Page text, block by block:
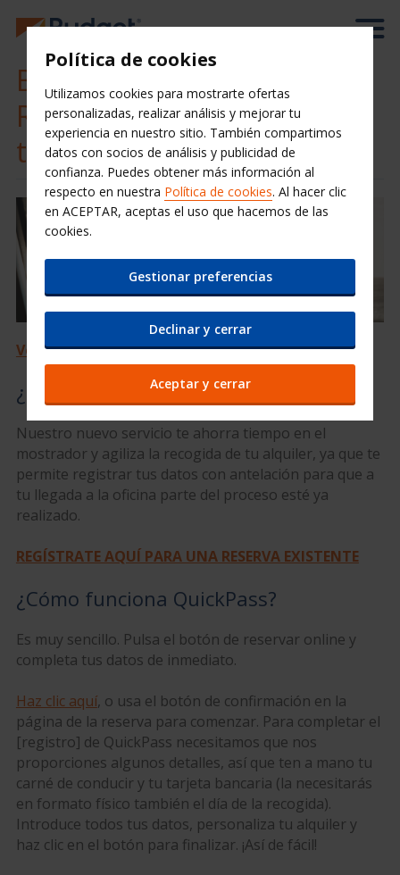
Budget QuickPass:
Regístrate ahora y ahorra
tiempo en el mostrador.
Ver el vídeo
¿Qué es QuickPass?
Nuestro nuevo servicio te ahorra tiempo en el
mostrador y agiliza la recogida de tu alquiler, ya que te
permite registrar tus datos con antelación para que a
tu llegada a la oficina parte del proceso esté ya
realizado.
REGÍSTRATE AQUÍ PARA UNA RESERVA EXISTENTE
¿Cómo funciona QuickPass?
Es muy sencillo. Pulsa el botón de reservar online y
completa tus datos de inmediato.
Haz clic aquí, o usa el botón de confirmación en la
página de la reserva para comenzar. Para completar el
[registro] de QuickPass necesitamos que nos
proporciones algunos detalles, así que ten a mano tu
carné de conducir y tu tarjeta bancaria (la necesitarás
en formato físico también el día de la recogida).
Introduce todos tus datos, personaliza tu alquiler y
haz clic en el botón para finalizar. ¡Así de fácil!
Política de cookies
Utilizamos cookies para mostrarte ofertas
personalizadas, realizar análisis y mejorar tu
experiencia en nuestro sitio. También compartimos
datos con socios de análisis y publicidad de
confianza. Puedes obtener más información al
respecto en nuestra Política de cookies. Al hacer clic
en ACEPTAR, aceptas el uso que hacemos de las
cookies.
Gestionar preferencias
Declinar y cerrar
Aceptar y cerrar